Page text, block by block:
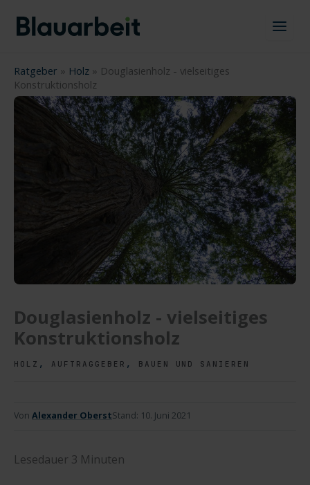
Inhalt
springen
Ratgeber » Holz » Douglasienholz - vielseitiges
Konstruktionsholz
Douglasienholz - vielseitiges
Konstruktionsholz
HOLZ , AUFTRAGGEBER , BAUEN UND SANIEREN
Von Alexander OberstStand: 10. Juni 2021
Lesedauer 3 Minuten